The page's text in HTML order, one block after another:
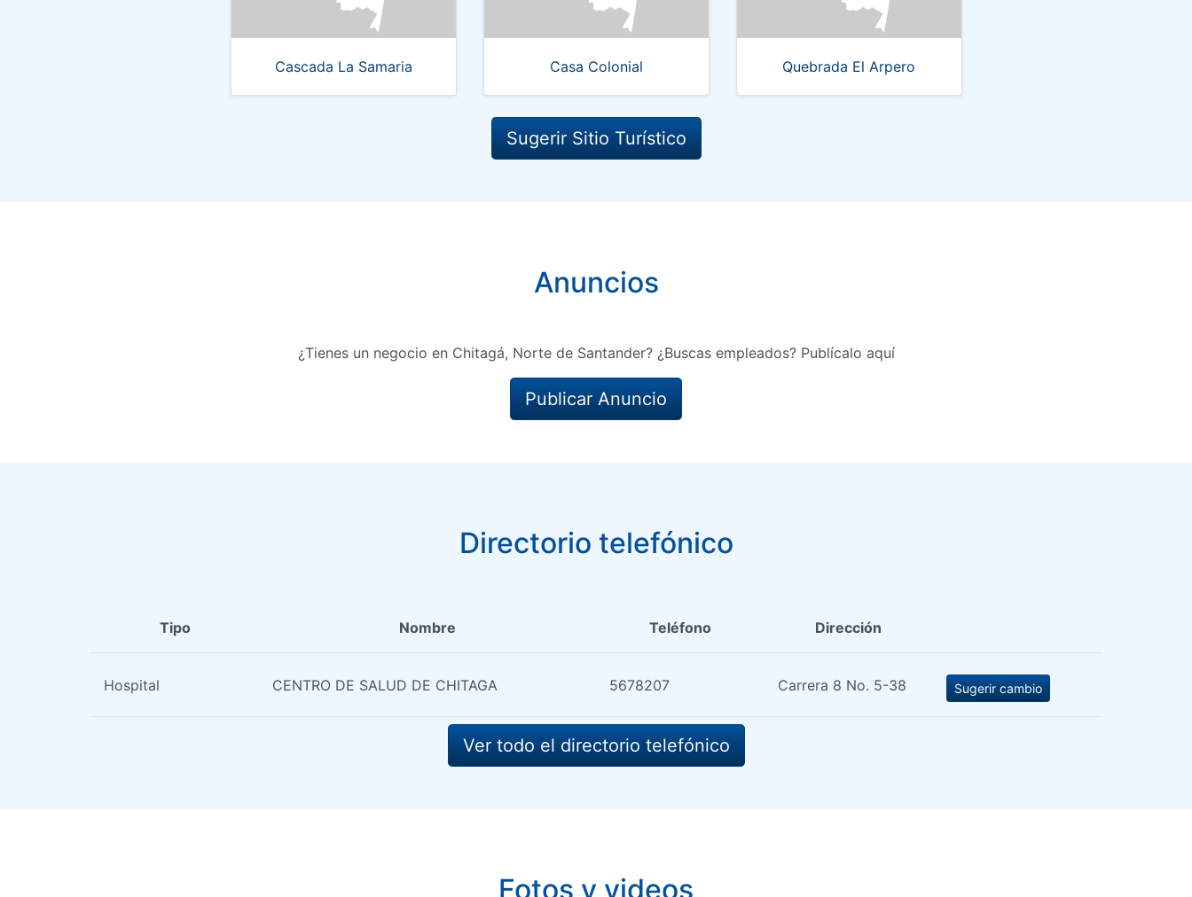
Cascada La Samaria Casa Colonial Quebrada El Arpero
Sugerir Sitio Turístico
Anuncios
¿Tienes un negocio en Chitagá, Norte de Santander? ¿Buscas empleados? Publícalo aquí
Publicar Anuncio
Directorio telefónico
Tipo Nombre Teléfono Dirección
Hospital CENTRO DE SALUD DE CHITAGA 5678207 Carrera 8 No. 5-38 Sugerir cambio
Ver todo el directorio telefónico
Fotos y videos